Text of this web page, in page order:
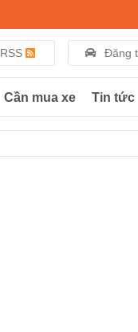
RSS Đăng
Cần mua xe Tin tức